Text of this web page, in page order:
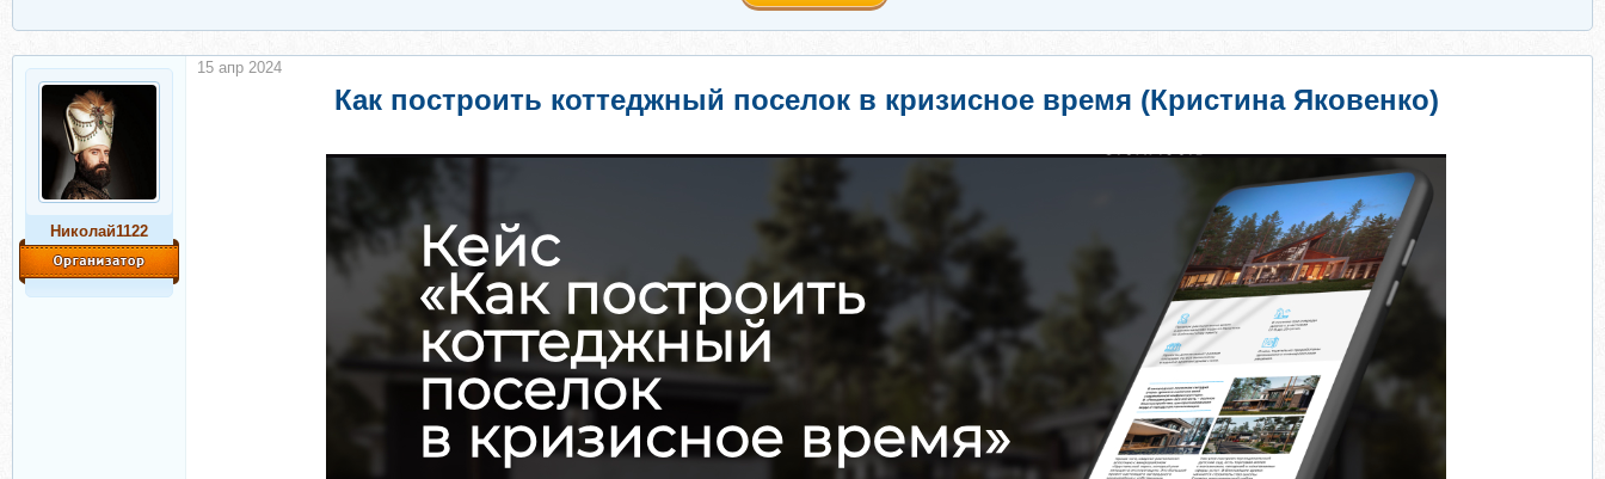
Николай1122
Как построить коттеджный поселок в кризисное время (Кристина Яковенко)
15 апр 2024